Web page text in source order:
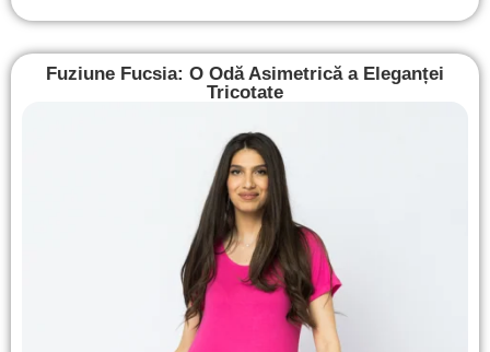
Fuziune Fucsia: O Odă Asimetrică a Eleganței
Tricotate